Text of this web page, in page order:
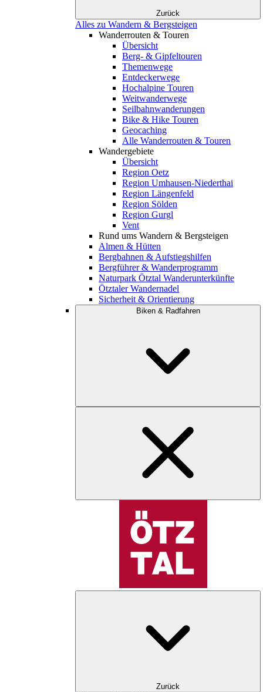
Zurück
Alles zu Wandern & Bergsteigen
Wanderrouten & Touren
Übersicht
Berg- & Gipfeltouren
Themenwege
Entdeckerwege
Hochalpine Touren
Weitwanderwege
Seilbahnwanderungen
Bike & Hike Touren
Geocaching
Alle Wanderrouten & Touren
Wandergebiete
Übersicht
Region Oetz
Region Umhausen-Niederthai
Region Längenfeld
Region Sölden
Region Gurgl
Vent
Rund ums Wandern & Bergsteigen
Almen & Hütten
Bergbahnen & Aufstiegshilfen
Bergführer & Wanderprogramm
Naturpark Ötztal Wanderunterkünfte
Ötztaler Wandernadel
Sicherheit & Orientierung
Biken & Radfahren
Zurück